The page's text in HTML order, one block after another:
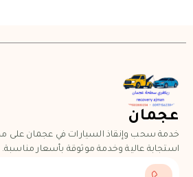
عجمان
خدمة سحب وإنقاذ السيارات في عجمان على
استجابة عالية وخدمة موثوقة بأسعار مناسبة.